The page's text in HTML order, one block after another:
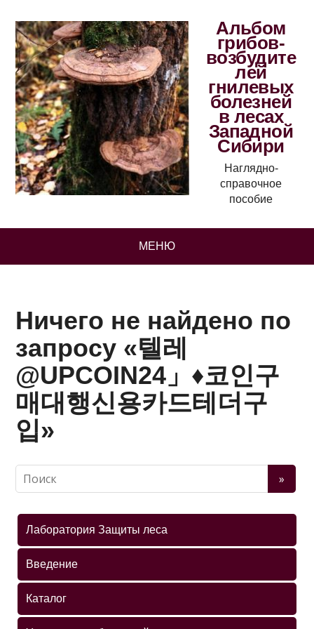
Альбом
грибов-
возбудите
лей
гнилевых
болезней
в лесах
Западной
Сибири
Наглядно-
справочное
пособие
МЕНЮ
Ничего не найдено по
запросу «텔레
@UPCOIN24」♦코인구
매대행신용카드테더구
입»
Лаборатория Защиты леса
Введение
Каталог